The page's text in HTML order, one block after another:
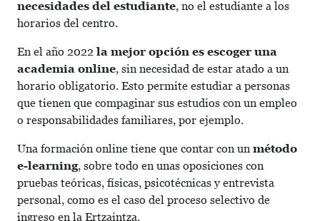
necesidades del estudiante, no el estudiante a los
horarios del centro.
En el año 2022 la mejor opción es escoger una
academia online, sin necesidad de estar atado a un
horario obligatorio. Esto permite estudiar a personas
que tienen que compaginar sus estudios con un empleo
o responsabilidades familiares, por ejemplo.
Una formación online tiene que contar con un método
e-learning, sobre todo en unas oposiciones con
pruebas teóricas, físicas, psicotécnicas y entrevista
personal, como es el caso del proceso selectivo de
ingreso en la Ertzaintza.